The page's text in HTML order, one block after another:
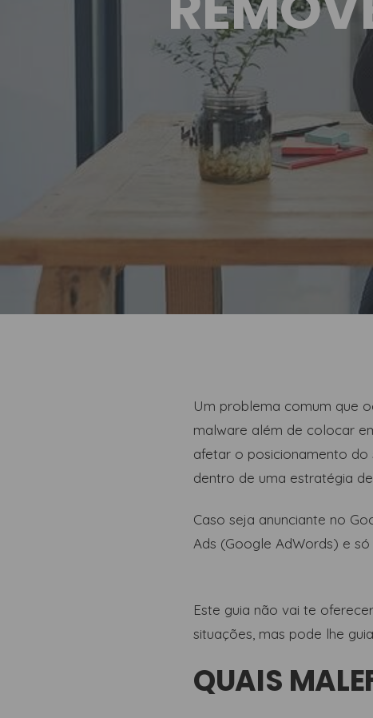
Um problema comum que
malware além de colocar
afetar o posicionamento do
dentro de uma estratégia
Caso seja anunciante no
Ads (Google AdWords) e
Este guia não vai te
situações, mas pode lhe
QUAIS